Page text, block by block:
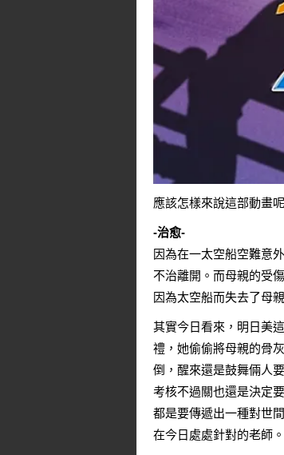
應該怎樣來說這部動畫
-治愈-
因為在一太空船空難意
不治離開。而母親的受
因為太空船而失去了母
其實今日看來，明日美
禮，她偷偷將母親的骨
倒，醒來還是鼓舞倆人
考核不過關也還是決定
都是要傳遞出一種對世
在今日處處針對的老師。